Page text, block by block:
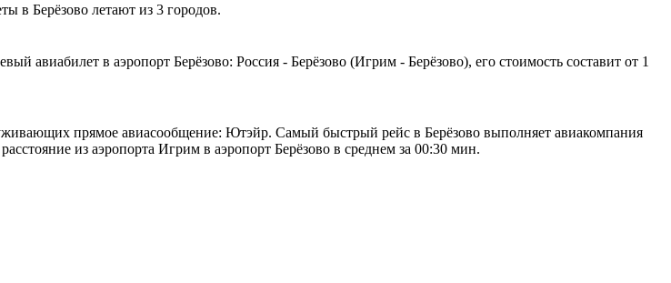
в Берёзово летают из 3 городов.
авиабилет в аэропорт Берёзово: Россия - Берёзово (Игрим - Берёзово), его стоимость составит от 1
прямое авиасообщение: Ютэйр. Самый быстрый рейс в Берёзово выполняет авиакомпания
из аэропорта Игрим в аэропорт Берёзово в среднем за 00:30 мин.